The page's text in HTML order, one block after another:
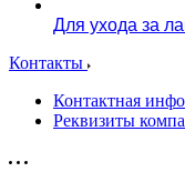
Для ухода за
Контакты
Контактная
Реквизиты